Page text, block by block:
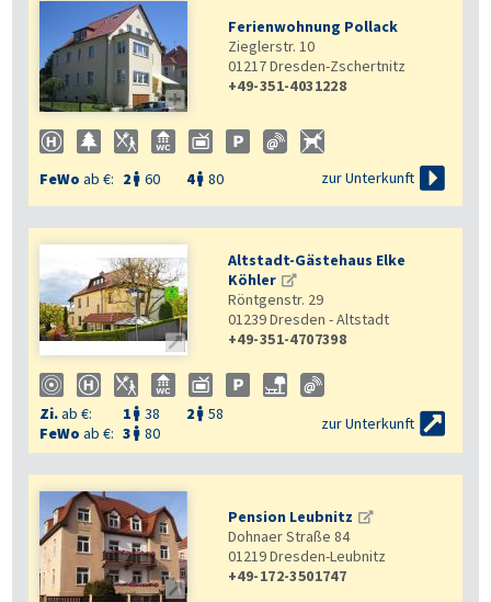

Ferienwohnung Pollack
Zieglerstr. 10
01217Dresden-Zschertnitz
+49-351-4031228
FeWo ab €: 2  60 4 80 zur Unterkunft 

Altstadt-Gästehaus Elke
Köhler
Röntgenstr. 29
01239Dresden - Altstadt
+49-351-4707398
Zi.ab €: 1  38 2  58
FeWo ab €: 3  80
zur Unterkunft 

Pension Leubnitz
Dohnaer Straße 84
01219Dresden-Leubnitz
+49-172-3501747